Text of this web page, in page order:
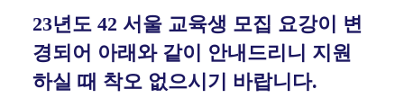
23년도 42 서울 교육생 모집 요강이 변
경되어 아래와 같이 안내드리니 지원
하실 때 착오 없으시기 바랍니다.